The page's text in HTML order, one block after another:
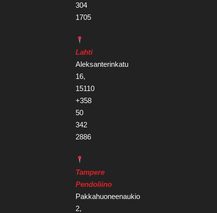
304
1705
Lahti
Aleksanterinkatu
16,
15110
+358
50
342
2886
Tampere
Pendoliino
Pakkahuoneenaukio
2,